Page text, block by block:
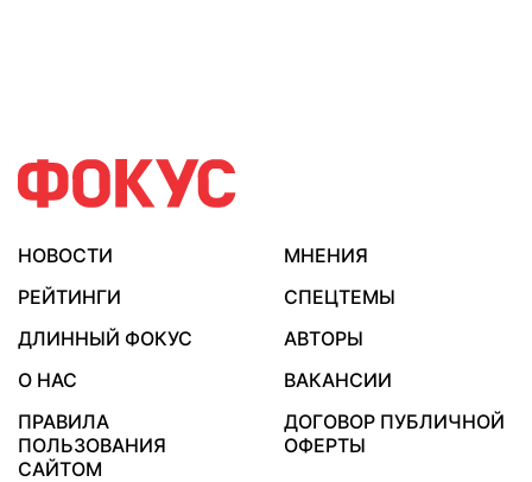
НОВОСТИ
МНЕНИЯ
РЕЙТИНГИ
СПЕЦТЕМЫ
ДЛИННЫЙ ФОКУС
АВТОРЫ
О НАС
ВАКАНСИИ
ПРАВИЛА
ПОЛЬЗОВАНИЯ
САЙТОМ
ДОГОВОР ПУБЛИЧНОЙ
ОФЕРТЫ